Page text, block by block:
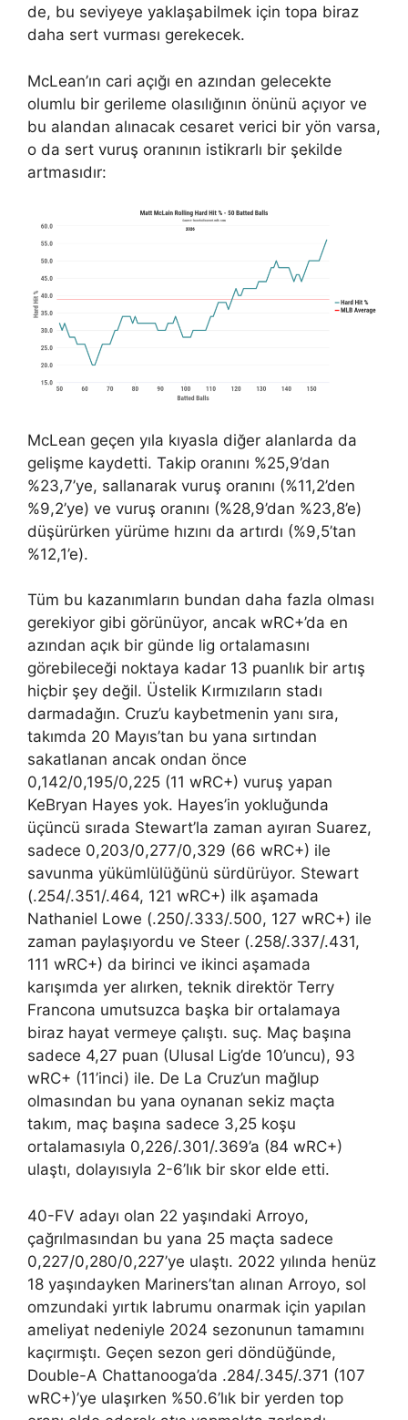
de, bu seviyeye yaklaşabilmek için topa biraz
daha sert vurması gerekecek.
McLean’ın cari açığı en azından gelecekte
olumlu bir gerileme olasılığının önünü açıyor ve
bu alandan alınacak cesaret verici bir yön varsa,
o da sert vuruş oranının istikrarlı bir şekilde
artmasıdır:
McLean geçen yıla kıyasla diğer alanlarda da
gelişme kaydetti. Takip oranını %25,9’dan
%23,7’ye, sallanarak vuruş oranını (%11,2’den
%9,2’ye) ve vuruş oranını (%28,9’dan %23,8’e)
düşürürken yürüme hızını da artırdı (%9,5’tan
%12,1’e).
Tüm bu kazanımların bundan daha fazla olması
gerekiyor gibi görünüyor, ancak wRC+’da en
azından açık bir günde lig ortalamasını
görebileceği noktaya kadar 13 puanlık bir artış
hiçbir şey değil. Üstelik Kırmızıların stadı
darmadağın. Cruz’u kaybetmenin yanı sıra,
takımda 20 Mayıs’tan bu yana sırtından
sakatlanan ancak ondan önce
0,142/0,195/0,225 (11 wRC+) vuruş yapan
KeBryan Hayes yok. Hayes’in yokluğunda
üçüncü sırada Stewart’la zaman ayıran Suarez,
sadece 0,203/0,277/0,329 (66 wRC+) ile
savunma yükümlülüğünü sürdürüyor. Stewart
(.254/.351/.464, 121 wRC+) ilk aşamada
Nathaniel Lowe (.250/.333/.500, 127 wRC+) ile
zaman paylaşıyordu ve Steer (.258/.337/.431,
111 wRC+) da birinci ve ikinci aşamada
karışımda yer alırken, teknik direktör Terry
Francona umutsuzca başka bir ortalamaya
biraz hayat vermeye çalıştı. suç. Maç başına
sadece 4,27 puan (Ulusal Lig’de 10’uncu), 93
wRC+ (11’inci) ile. De La Cruz’un mağlup
olmasından bu yana oynanan sekiz maçta
takım, maç başına sadece 3,25 koşu
ortalamasıyla 0,226/.301/.369’a (84 wRC+)
ulaştı, dolayısıyla 2-6’lık bir skor elde etti.
40-FV adayı olan 22 yaşındaki Arroyo,
çağrılmasından bu yana 25 maçta sadece
0,227/0,280/0,227’ye ulaştı. 2022 yılında henüz
18 yaşındayken Mariners’tan alınan Arroyo, sol
omzundaki yırtık labrumu onarmak için yapılan
ameliyat nedeniyle 2024 sezonunun tamamını
kaçırmıştı. Geçen sezon geri döndüğünde,
Double-A Chattanooga’da .284/.345/.371 (107
wRC+)’ye ulaşırken %50.6’lık bir yerden top